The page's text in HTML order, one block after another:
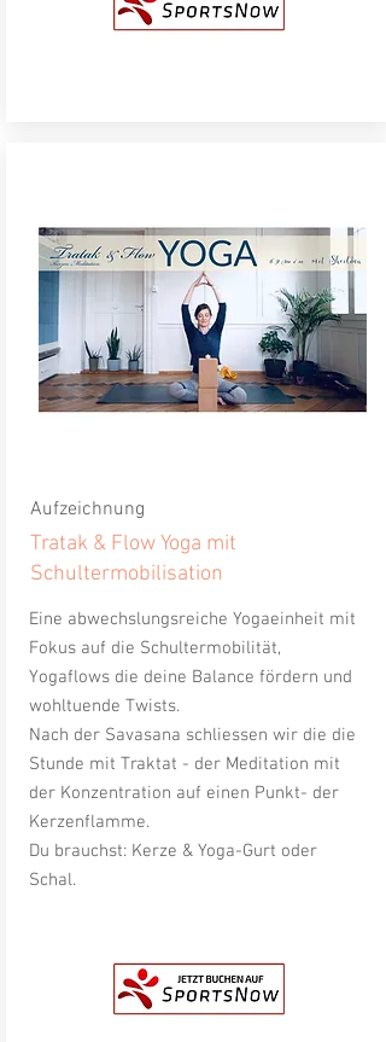
Aufzeichnung
Tratak & Flow Yoga mit
Schultermobilisation
Eine abwechslungsreiche Yogaeinheit mit
Fokus auf die Schultermobilität,
Yogaflows die deine Balance fördern und
wohltuende Twists.
Nach der Savasana schliessen wir die die
Stunde mit Traktat - der Meditation mit
der Konzentration auf einen Punkt- der
Kerzenflamme.
Du brauchst: Kerze & Yoga-Gurt oder
Schal.